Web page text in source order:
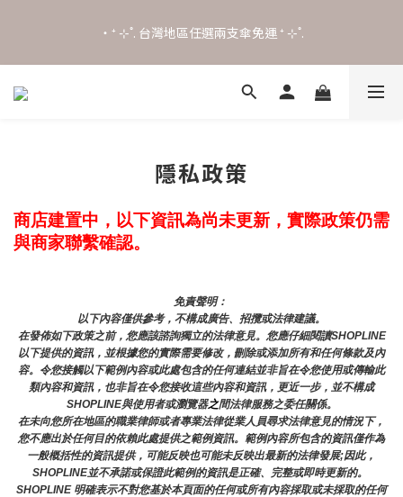
˖⋆꙳𝜗𝜚꙳. Shefa 沃野棕4款 全新上市˖⋆꙳𝜗𝜚꙳
4
2
01
‧⁺ ⊹˚. 台灣地區任選兩支傘免運 ⁺ ⊹˚.
˖⋆꙳𝜗𝜚꙳. Shefa 沃野棕4款 全新上市˖⋆꙳𝜗𝜚꙳
隱私政策
商店建置中，以下資訊為尚未更新，實際政策仍需
與商家聯繫確認。
免責聲明：
以下內容僅供參考，不構成廣告、招攬或法律建議。
在發佈如下政策之前，您應該諮詢獨立的法律意見。您應仔細閱讀SHOPLINE
以下提供的資訊，並根據您的實際需要修改，刪除或添加所有和任何條款及內
容。令您接觸以下範例內容或此處包含的任何連結並非旨在令您使用或傳輸此
類內容和資訊，也非旨在令您接收這些內容和資訊，更近一步，並不構成
SHOPLINE與使用者或瀏覽器之間法律服務之委任關係。
在未向您所在地區的職業律師或者專業法律從業人員尋求法律意見的情況下，
您不應出於任何目的依賴此處提供之範例資訊。範例內容所包含的資訊僅作為
一般概括性的資訊提供，可能反映也可能未反映出最新的法律發展;因此，
SHOPLINE並不承諾或保證此範例的資訊是正確、完整或即時更新的。
SHOPLINE 明確表示不對您基於本頁面的任何或所有內容採取或未採取的任何